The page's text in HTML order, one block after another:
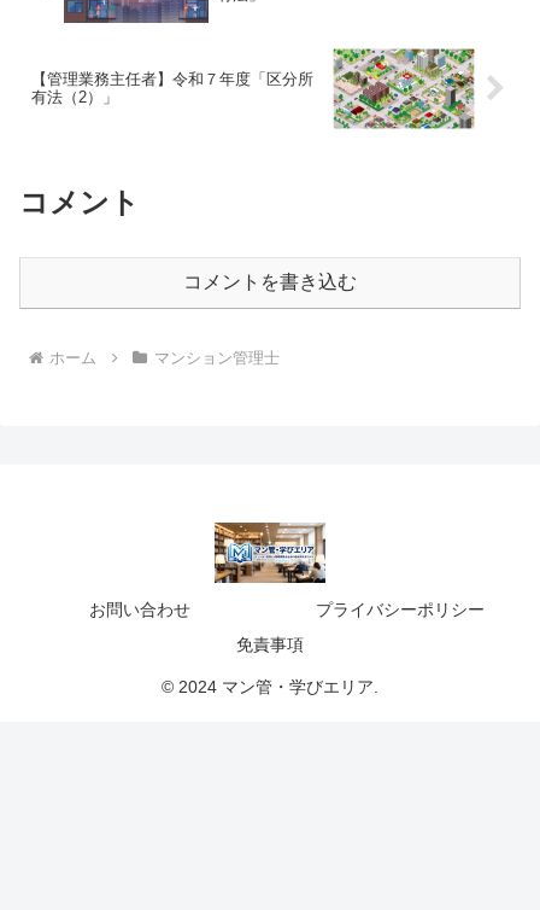
【管理業務主任者】令和７年度「区分所
有法（2）」
コメント
コメントを書き込む
ホーム マンション管理士
お問い合わせ
プライバシーポリシー
免責事項
© 2024 マン管・学びエリア.